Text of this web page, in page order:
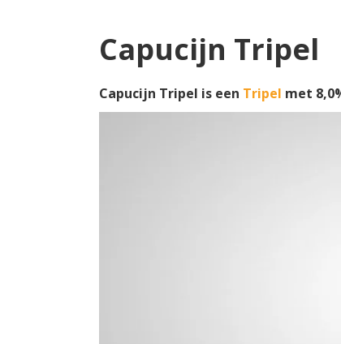
Capucijn Tripel
Capucijn Tripel is een Tripel met